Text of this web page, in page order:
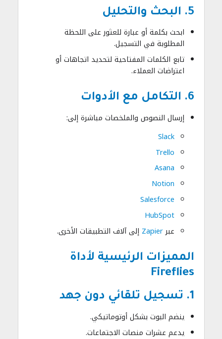
5. البحث والتحليل
ابحث بكلمة أو عبارة للعثور على اللحظة
المطلوبة في التسجيل.
تابع الكلمات المفتاحية لتحديد اتجاهات أو
اعتراضات العملاء.
6. التكامل مع الأدوات
إرسال النصوص والملخصات مباشرة إلى:
Slack
Trello
Asana
Notion
Salesforce
HubSpot
عبرZapier إلى آلاف التطبيقات الأخرى.
المميزات الرئيسية لأداة
Fireflies
1. تسجيل تلقائي دون جهد
ينضم البوت بشكل أوتوماتيكي.
يدعم عشرات منصات الاجتماعات.